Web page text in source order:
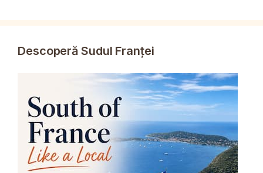
Descoperă Sudul Franței